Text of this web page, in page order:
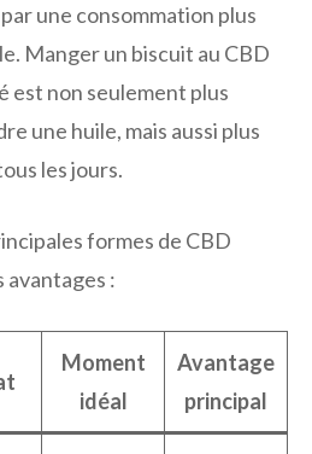
une consommation plus
Manger un biscuit au CBD
est non seulement plus
une huile, mais aussi plus
les jours.
formes de CBD
avantages :
Moment
idéal
Avantage
principal